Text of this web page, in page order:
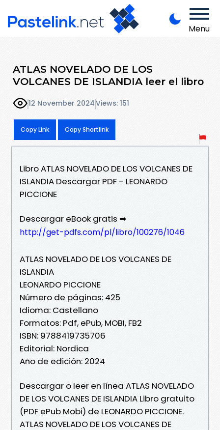
Menu
ATLAS NOVELADO DE LOS
VOLCANES DE ISLANDIA leer el libro
12 November 2024Views: 151
Copy Link Copy Shortlink
Libro ATLAS NOVELADO DE LOS VOLCANES DE
ISLANDIA Descargar PDF - LEONARDO
PICCIONE
Descargar eBook gratis ➡
http://get-pdfs.com/pl/libro/100276/1046
ATLAS NOVELADO DE LOS VOLCANES DE
ISLANDIA
LEONARDO PICCIONE
Número de páginas: 425
Idioma: Castellano
Formatos: Pdf, ePub, MOBI, FB2
ISBN: 9788419735706
Editorial: Nordica
Año de edición: 2024
Descargar o leer en línea ATLAS NOVELADO
DE LOS VOLCANES DE ISLANDIA Libro gratuito
(PDF ePub Mobi) de LEONARDO PICCIONE.
ATLAS NOVELADO DE LOS VOLCANES DE